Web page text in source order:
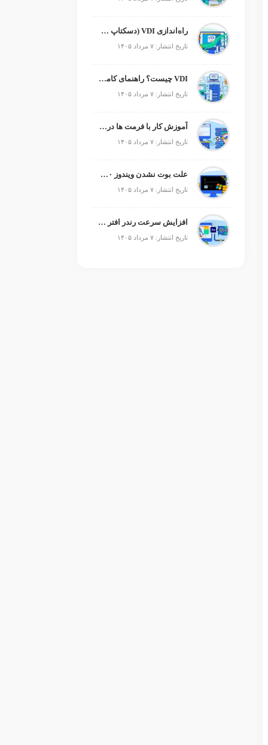
راه‌اندازی VDI (دسکتاپ مجازی)
تاریخ انتشار: ۷ مرداد ۱۴۰۵
VDI چیست؟ راهنمای کامل زیرساخت دسکتاپ مجازی
تاریخ انتشار: ۷ مرداد ۱۴۰۵
آموزش کار با فرمت ها در پایتون
تاریخ انتشار: ۷ مرداد ۱۴۰۵
علت بوت نشدن ویندوز ۱۰ و ۱۱ + آموزش رفع مشکل (راهنمای گام‌به‌گام)
تاریخ انتشار: ۷ مرداد ۱۴۰۵
افزایش سرعت رندر افتر افکت؛ رفع کندی After Effects
تاریخ انتشار: ۷ مرداد ۱۴۰۵